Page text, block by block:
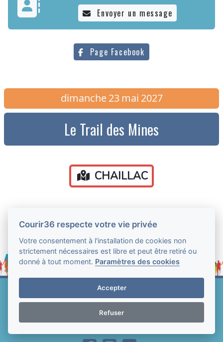
Envoyer un message
Page Facebook
dimanche 23 mai 2027
Le Trail des Mines
CHAILLAC
Web Technologie - Courir36 © Tous droits réservés
2004-2026
Mentions légales et conditions générales
Courir36 respecte votre vie privée
Votre consentement à l'installation de cookies non
strictement nécessaires est libre et peut être retiré ou
donné à tout moment. Paramètres des cookies
Accepter
Refuser